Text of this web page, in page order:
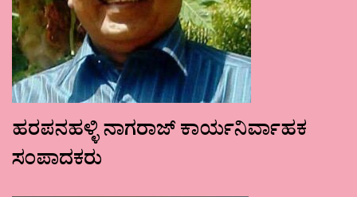
ಹರಪನಹಳ್ಳಿ ನಾಗರಾಜ್ ಕಾರ್ಯನಿರ್ವಾಹಕ
ಸಂಪಾದಕರು